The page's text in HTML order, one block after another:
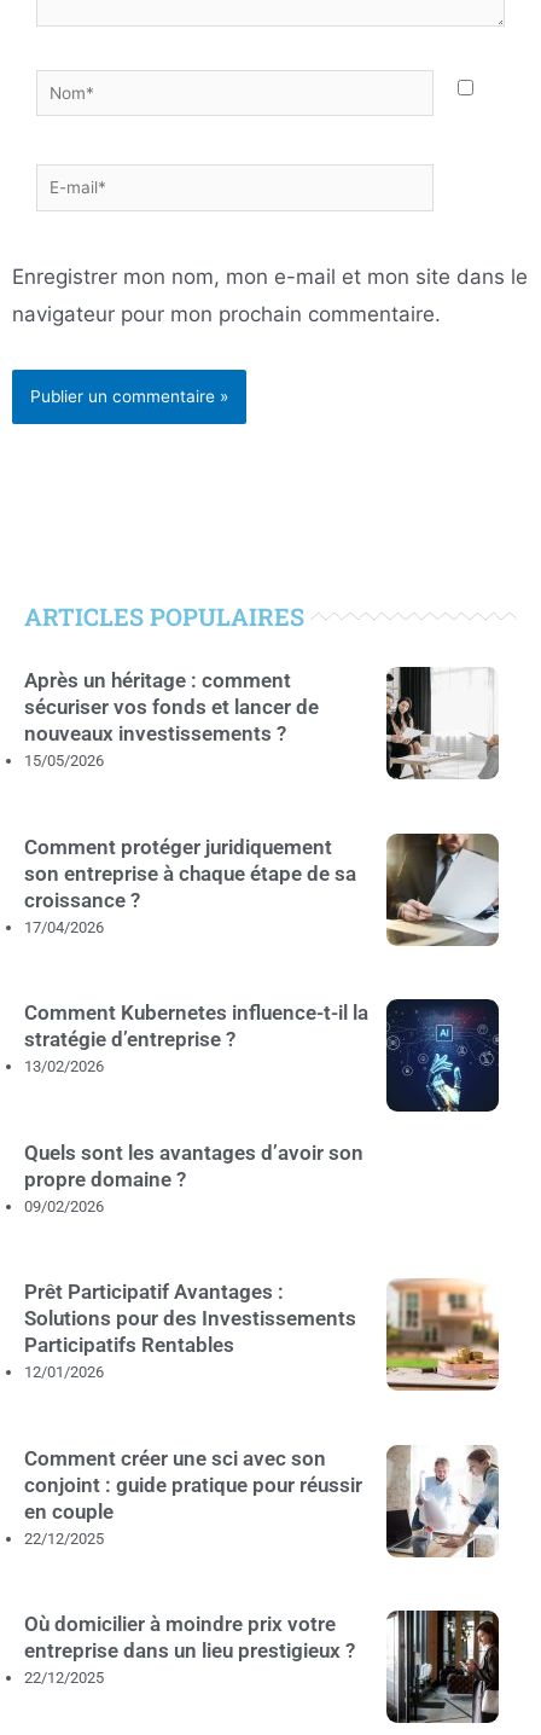
Nom*
E-
mail*
Enregistrer mon nom, mon e-mail et mon site dans le
navigateur pour mon prochain commentaire.
ARTICLES POPULAIRES
Après un héritage : comment
sécuriser vos fonds et lancer de
nouveaux investissements ?
15/05/2026
Comment protéger juridiquement
son entreprise à chaque étape de sa
croissance ?
17/04/2026
Comment Kubernetes influence-t-il la
stratégie d’entreprise ?
13/02/2026
Quels sont les avantages d’avoir son
propre domaine ?
09/02/2026
Prêt Participatif Avantages :
Solutions pour des Investissements
Participatifs Rentables
12/01/2026
Comment créer une sci avec son
conjoint : guide pratique pour réussir
en couple
22/12/2025
Où domicilier à moindre prix votre
entreprise dans un lieu prestigieux ?
22/12/2025